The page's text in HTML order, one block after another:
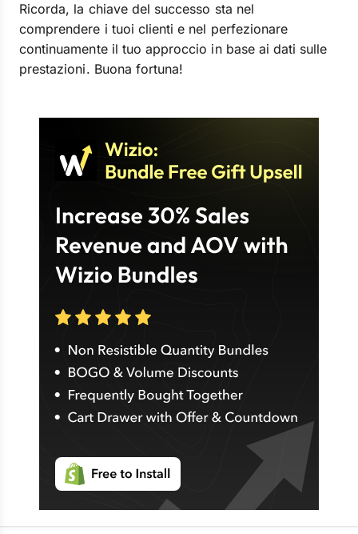
Ricorda, la chiave del successo sta nel
comprendere i tuoi clienti e nel perfezionare
continuamente il tuo approccio in base ai dati sulle
prestazioni. Buona fortuna!